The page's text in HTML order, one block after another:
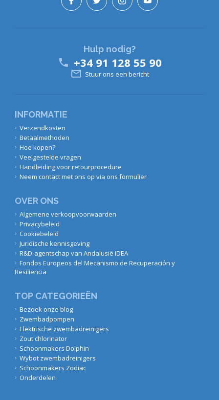
INFORMATIE
Verzendkosten
Betaalmethoden
Hoe kopen?
Veelgestelde vragen
Handleiding voor retourprocedure
Neem contact met ons op via ons formulier
OVER ONS
Algemene verkoopvoorwaarden
Privacybeleid
Cookiebeleid
Juridische kennisgeving
R&D-agentschap van Andalusië IDEA
Fondos Europeos del Mecanismo de Recuperación y
Resiliencia
TOP CATEGORIEËN
Bezoek onze blog
Zwembadpompen
Elektrische zwembadreinigers
Zout chlorinator
Schoonmakers Dolphin
Wybot zwembadreinigers
Schoonmakers Zodiac
Onderdelen
Hulp nodig?
 +34 91 128 55 90
 Stuur ons een bericht